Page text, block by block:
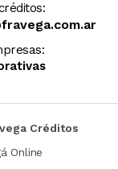
Créditos
Online